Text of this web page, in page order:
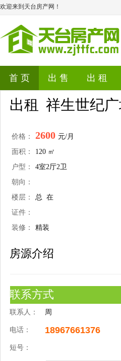
欢迎来到天台房产网！
首 页 出 售 出 租
出租 祥生世纪
价格： 2600 元/月
面积：
120 ㎡
户型：
4室2厅2卫
朝向：
楼层：
总 在
证件：
装修：
精装
房源介绍
联系方式
联系人： 周
电话： 18967661376
短号：